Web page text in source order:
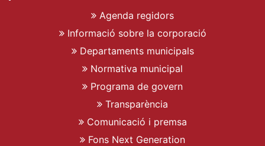
Agenda regidors
Informació sobre la corporació
Departaments municipals
Normativa municipal
Programa de govern
Transparència
Comunicació i premsa
Fons Next Generation